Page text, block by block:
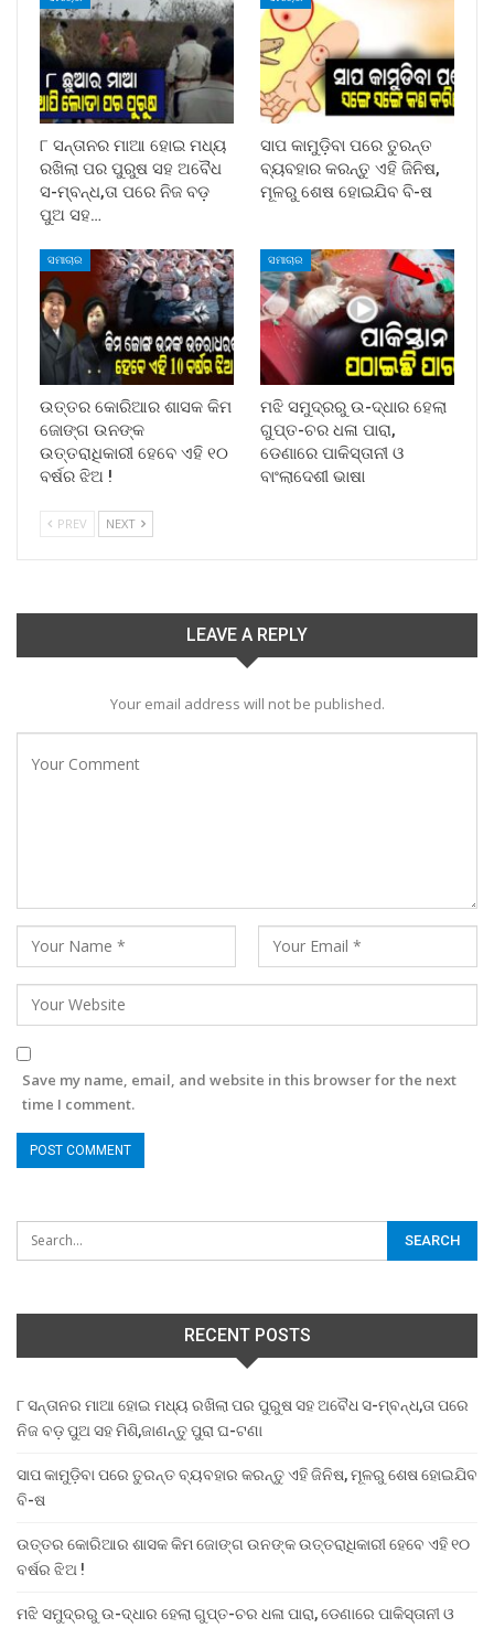
୮ ସନ୍ତାନର ମାଆ ହୋଇ ମଧ୍ୟ
ରଖିଲା ପର ପୁରୁଷ ସହ ଅବୈଧ
ସ-ମ୍ବନ୍ଧ,ତା ପରେ ନିଜ ବଡ଼
ପୁଅ ସହ…
ସାପ କାମୁଡ଼ିବା ପରେ ତୁରନ୍ତ
ବ୍ୟବହାର କରନ୍ତୁ ଏହି ଜିନିଷ,
ମୂଳରୁ ଶେଷ ହୋଇଯିବ ବି-ଷ
ସମାଚାର
ଉତ୍ତର କୋରିଆର ଶାସକ କିମ
ଜୋଙ୍ଗ ଉନଙ୍କ
ଉତ୍ତରାଧିକାରୀ ହେବେ ଏହି ୧୦
ବର୍ଷର ଝିଅ !
ସମାଚାର
ମଝି ସମୁଦ୍ରରୁ ଉ-ଦ୍ଧାର ହେଲା
ଗୁପ୍ତ-ଚର ଧଳା ପାରା,
ଡେଣାରେ ପାକିସ୍ତାନୀ ଓ
ବାଂଲାଦେଶୀ ଭାଷା
PREV NEXT
LEAVE A REPLY
Your email address will not be published.
Save my name, email, and website in this browser for the next
time I comment.
RECENT POSTS
୮ ସନ୍ତାନର ମାଆ ହୋଇ ମଧ୍ୟ ରଖିଲା ପର ପୁରୁଷ ସହ ଅବୈଧ ସ-ମ୍ବନ୍ଧ,ତା ପରେ
ନିଜ ବଡ଼ ପୁଅ ସହ ମିଶି,ଜାଣନ୍ତୁ ପୁରା ଘ-ଟଣା
ସାପ କାମୁଡ଼ିବା ପରେ ତୁରନ୍ତ ବ୍ୟବହାର କରନ୍ତୁ ଏହି ଜିନିଷ, ମୂଳରୁ ଶେଷ ହୋଇଯିବ
ବି-ଷ
ଉତ୍ତର କୋରିଆର ଶାସକ କିମ ଜୋଙ୍ଗ ଉନଙ୍କ ଉତ୍ତରାଧିକାରୀ ହେବେ ଏହି ୧୦
ବର୍ଷର ଝିଅ !
ମଝି ସମୁଦ୍ରରୁ ଉ-ଦ୍ଧାର ହେଲା ଗୁପ୍ତ-ଚର ଧଳା ପାରା, ଡେଣାରେ ପାକିସ୍ତାନୀ ଓ